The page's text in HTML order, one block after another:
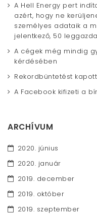
A Hell Energy pert
azért, hogy ne
személyes adataik a
jelentkező, 50
A cégek még mindig
kérdésében
Rekordbüntetést
A Facebook kifizeti a
ARCHÍVUM
2020. június
2020. január
2019. december
2019. október
2019. szeptember